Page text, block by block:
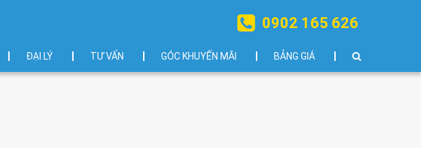
ĐẠI LÝ TƯ VẤN GÓC KHUYẾN MÃI BẢNG GIÁ
0902 165 626